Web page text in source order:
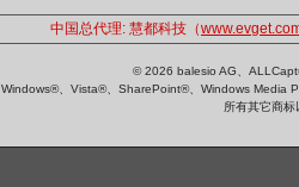
中国总代理: 慧都科技（
© 2026 balesio AG、
Windows®、Vista®、SharePoint®、Windows Media
所有其它商